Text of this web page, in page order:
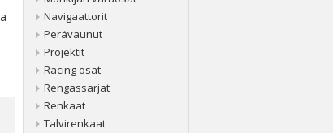
Navigaattorit
Perävaunut
Projektit
Racing osat
Rengassarjat
Renkaat
Talvirenkaat